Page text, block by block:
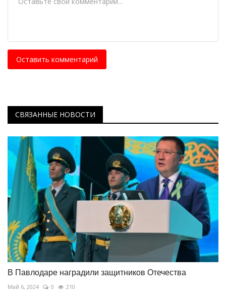
Оставить комментарий
СВЯЗАННЫЕ НОВОСТИ
В Павлодаре наградили защитников Отечества
Май 6, 2024 0 210